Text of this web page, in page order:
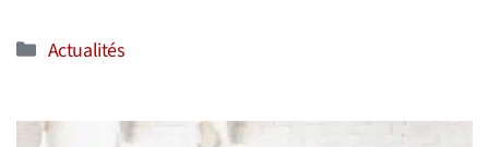
Catégories
Actualités